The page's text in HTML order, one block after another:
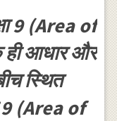
9 (Area of
आधार और
स्थित
9 (Area of